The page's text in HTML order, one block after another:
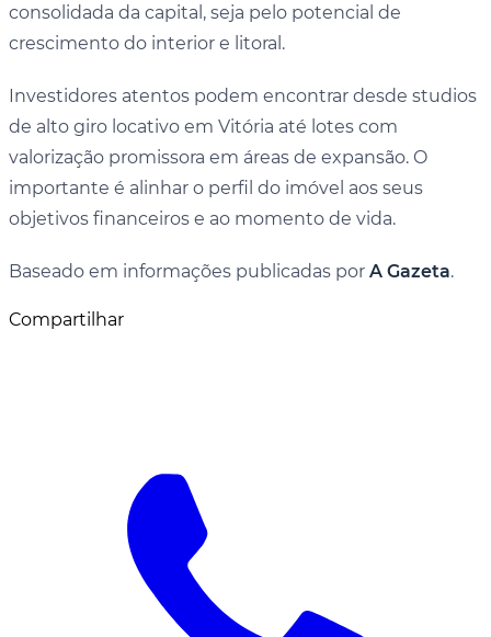
consolidada da capital, seja pelo potencial de
crescimento do interior e litoral.
Investidores atentos podem encontrar desde studios
de alto giro locativo em Vitória até lotes com
valorização promissora em áreas de expansão. O
importante é alinhar o perfil do imóvel aos seus
objetivos financeiros e ao momento de vida.
Baseado em informações publicadas por A Gazeta.
Compartilhar